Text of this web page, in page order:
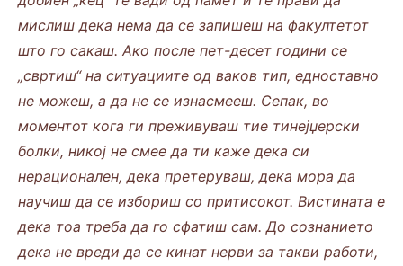
мислиш дека нема да се запишеш на факултетот
што го сакаш. Ако после пет-десет години се
„свртиш“ на ситуациите од ваков тип, едноставно
не можеш, а да не се изнасмееш. Сепак, во
моментот кога ги преживуваш тие тинејџерски
болки, никој не смее да ти каже дека си
нерационален, дека претеруваш, дека мора да
научиш да се избориш со притисокот. Вистината е
дека тоа треба да го сфатиш сам. До сознанието
дека не вреди да се кинат нерви за такви работи,